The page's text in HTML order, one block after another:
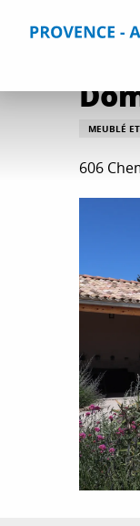
Accueil
MEUBLÉ
606